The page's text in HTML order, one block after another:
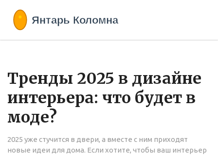
Тренды 2025 в дизайне
интерьера: что будет в
моде?
2025 уже стучится в двери, а вместе с ним приходят
новые идеи для дома. Если хотите, чтобы ваш интерьер